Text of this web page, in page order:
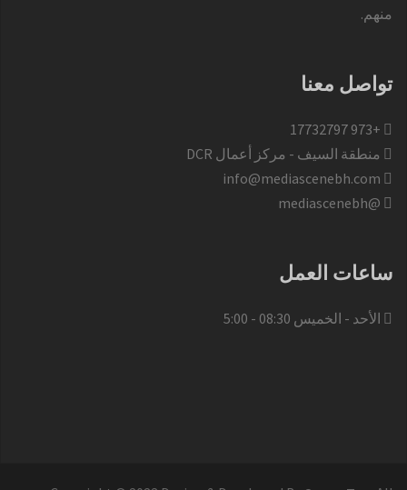
منهم.
تواصل معنا
+973 17732797​
منطقة السيف - مركز أعمال DCR
info@mediascenebh.com
@mediascenebh
ساعات العمل
الأحد - الخميس 08:30 - 5:00